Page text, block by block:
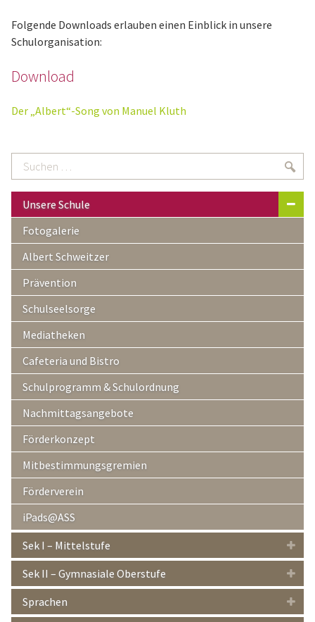
Folgende Downloads erlauben einen Einblick in unsere
Schulorganisation:
Download
Der „Albert“-Song von Manuel Kluth
Suchen
…
Unsere Schule
Fotogalerie
Albert Schweitzer
Prävention
Schulseelsorge
Mediatheken
Cafeteria und Bistro
Schulprogramm & Schulordnung
Nachmittagsangebote
Förderkonzept
Mitbestimmungsgremien
Förderverein
iPads@ASS
Sek I – Mittelstufe
Sek II – Gymnasiale Oberstufe
Sprachen